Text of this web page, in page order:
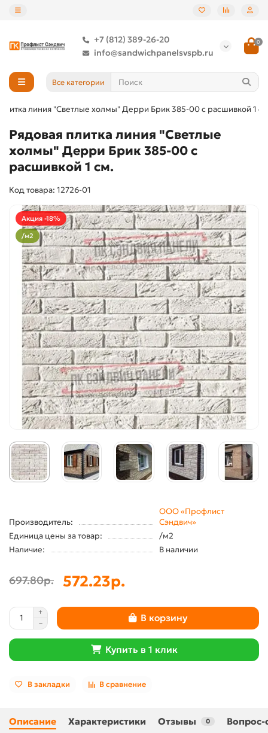
+7 (812) 389-26-20
info@sandwichpanelsvspb.ru
0
Все категории
линия "Светлые холмы" Дерри Брик 385-00 с расшивкой 1
Рядовая плитка линия "Светлые
холмы" Дерри Брик 385-00 с
расшивкой 1 см.
Код товара: 12726-01
Акция -18%
/м2
Производитель:
ООО «Профлист
Сэндвич»
Единица цены за товар:
/м2
Наличие:
В наличии
697.80р. 572.23р.
В корзину
Купить в 1 клик
В закладки В сравнение
Описание Характеристики Отзывы 0 Вопрос-